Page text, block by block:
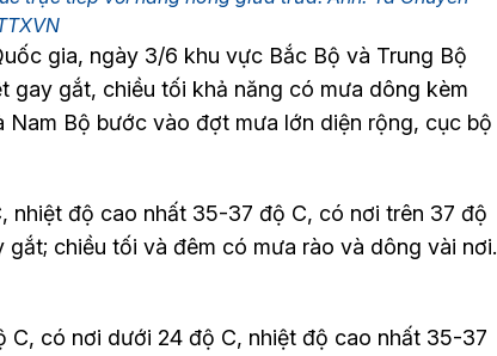
gia, ngày 3/6 khu vực Bắc Bộ và Trung Bộ
gắt, chiều tối khả năng có mưa dông kèm
Bộ bước vào đợt mưa lớn diện rộng, cục bộ
nhiệt độ cao nhất 35-37 độ C, có nơi trên 37 độ
chiều tối và đêm có mưa rào và dông vài nơi.
C, có nơi dưới 24 độ C, nhiệt độ cao nhất 35-37